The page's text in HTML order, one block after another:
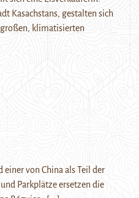
Kasachstans, gestalten sich
großen, klimatisierten
einer von China als Teil der
Parkplätze ersetzen die